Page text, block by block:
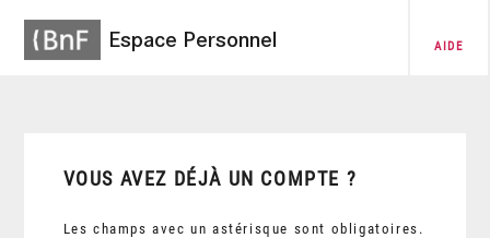
Espace Personnel AIDE
VOUS AVEZ DÉJÀ UN COMPTE ?
Les champs avec un astérisque sont obligatoires.